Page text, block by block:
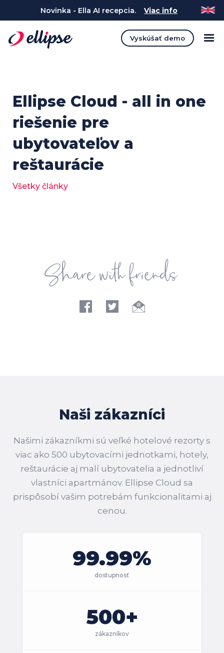
Novinka - Ella AI recepcia. Viac info
Vyskúšať demo
Ellipse Cloud - all in one
riešenie pre
ubytovateľov a
reštaurácie
Všetky články
Naši zákazníci
Našimi zákazníkmi sú veľké hotelové rezorty s
viac ako 500 ubytovacími jednotkami, hotely,
reštaurácie aj malí ubytovatelia a jednotliví
vlastníci apartmánov. Ellipse Cloud sa
prispôsobí vašim potrebám funkcionalitami aj
cenou.
99.99%
dostupnosť
500+
zákazníkov